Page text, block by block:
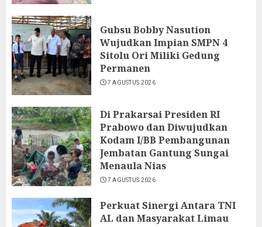
Gubsu Bobby Nasution
Wujudkan Impian SMPN 4
Sitolu Ori Miliki Gedung
Permanen
7 AGUSTUS 2026
Di Prakarsai Presiden RI
Prabowo dan Diwujudkan
Kodam I/BB Pembangunan
Jembatan Gantung Sungai
Menaula Nias
7 AGUSTUS 2026
Perkuat Sinergi Antara TNI
AL dan Masyarakat Limau